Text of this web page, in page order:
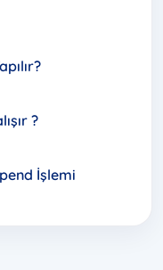
?
İşlemi